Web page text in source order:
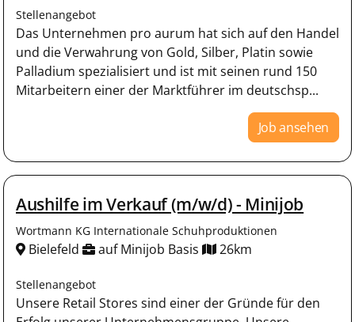
Stellenangebot
Das Unternehmen pro aurum hat sich auf den Handel
und die Verwahrung von Gold, Silber, Platin sowie
Palladium spezialisiert und ist mit seinen rund 150
Mitarbeitern einer der Marktführer im deutschsp...
Job ansehen
Aushilfe im Verkauf (m/w/d) - Minijob
Wortmann KG Internationale Schuhproduktionen
Bielefeld auf Minijob Basis 26km
Stellenangebot
Unsere Retail Stores sind einer der Gründe für den